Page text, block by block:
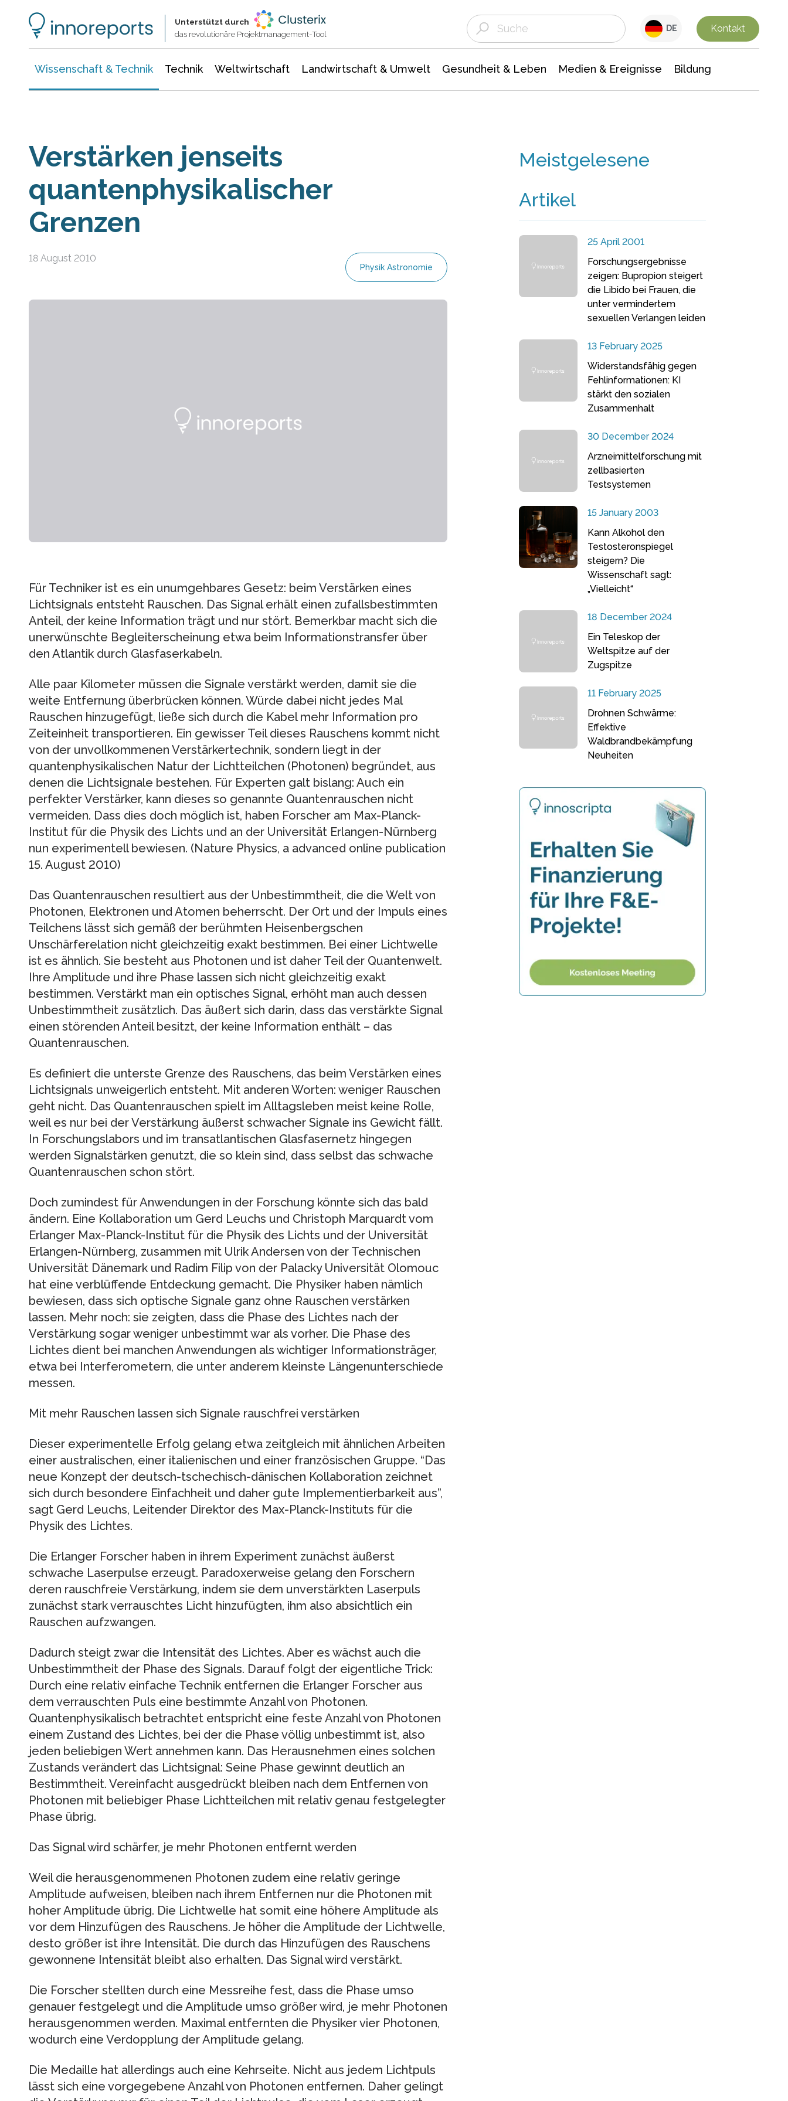
Unterstützt durch
das revolutionäre Projektmanagement-Tool
DE Kontakt
Wissenschaft & Technik Technik Weltwirtschaft Landwirtschaft & Umwelt Gesundheit & Leben Medien & Ereignisse Bildung
Verstärken jenseits
quantenphysikalischer
Grenzen
18 August 2010
Physik Astronomie
Für Techniker ist es ein unumgehbares Gesetz: beim Verstärken eines
Lichtsignals entsteht Rauschen. Das Signal erhält einen zufallsbestimmten
Anteil, der keine Information trägt und nur stört. Bemerkbar macht sich die
unerwünschte Begleiterscheinung etwa beim Informationstransfer über
den Atlantik durch Glasfaserkabeln.
Alle paar Kilometer müssen die Signale verstärkt werden, damit sie die
weite Entfernung überbrücken können. Würde dabei nicht jedes Mal
Rauschen hinzugefügt, ließe sich durch die Kabel mehr Information pro
Zeiteinheit transportieren. Ein gewisser Teil dieses Rauschens kommt nicht
von der unvollkommenen Verstärkertechnik, sondern liegt in der
quantenphysikalischen Natur der Lichtteilchen (Photonen) begründet, aus
denen die Lichtsignale bestehen. Für Experten galt bislang: Auch ein
perfekter Verstärker, kann dieses so genannte Quantenrauschen nicht
vermeiden. Dass dies doch möglich ist, haben Forscher am Max-Planck-
Institut für die Physik des Lichts und an der Universität Erlangen-Nürnberg
nun experimentell bewiesen. (Nature Physics, a advanced online publication
15. August 2010)
Das Quantenrauschen resultiert aus der Unbestimmtheit, die die Welt von
Photonen, Elektronen und Atomen beherrscht. Der Ort und der Impuls eines
Teilchens lässt sich gemäß der berühmten Heisenbergschen
Unschärferelation nicht gleichzeitig exakt bestimmen. Bei einer Lichtwelle
ist es ähnlich. Sie besteht aus Photonen und ist daher Teil der Quantenwelt.
Ihre Amplitude und ihre Phase lassen sich nicht gleichzeitig exakt
bestimmen. Verstärkt man ein optisches Signal, erhöht man auch dessen
Unbestimmtheit zusätzlich. Das äußert sich darin, dass das verstärkte Signal
einen störenden Anteil besitzt, der keine Information enthält – das
Quantenrauschen.
Es definiert die unterste Grenze des Rauschens, das beim Verstärken eines
Lichtsignals unweigerlich entsteht. Mit anderen Worten: weniger Rauschen
geht nicht. Das Quantenrauschen spielt im Alltagsleben meist keine Rolle,
weil es nur bei der Verstärkung äußerst schwacher Signale ins Gewicht fällt.
In Forschungslabors und im transatlantischen Glasfasernetz hingegen
werden Signalstärken genutzt, die so klein sind, dass selbst das schwache
Quantenrauschen schon stört.
Doch zumindest für Anwendungen in der Forschung könnte sich das bald
ändern. Eine Kollaboration um Gerd Leuchs und Christoph Marquardt vom
Erlanger Max-Planck-Institut für die Physik des Lichts und der Universität
Erlangen-Nürnberg, zusammen mit Ulrik Andersen von der Technischen
Universität Dänemark und Radim Filip von der Palacky Universität Olomouc
hat eine verblüffende Entdeckung gemacht. Die Physiker haben nämlich
bewiesen, dass sich optische Signale ganz ohne Rauschen verstärken
lassen. Mehr noch: sie zeigten, dass die Phase des Lichtes nach der
Verstärkung sogar weniger unbestimmt war als vorher. Die Phase des
Lichtes dient bei manchen Anwendungen als wichtiger Informationsträger,
etwa bei Interferometern, die unter anderem kleinste Längenunterschiede
messen.
Mit mehr Rauschen lassen sich Signale rauschfrei verstärken
Dieser experimentelle Erfolg gelang etwa zeitgleich mit ähnlichen Arbeiten
einer australischen, einer italienischen und einer französischen Gruppe. “Das
neue Konzept der deutsch-tschechisch-dänischen Kollaboration zeichnet
sich durch besondere Einfachheit und daher gute Implementierbarkeit aus”,
sagt Gerd Leuchs, Leitender Direktor des Max-Planck-Instituts für die
Physik des Lichtes.
Die Erlanger Forscher haben in ihrem Experiment zunächst äußerst
schwache Laserpulse erzeugt. Paradoxerweise gelang den Forschern
deren rauschfreie Verstärkung, indem sie dem unverstärkten Laserpuls
zunächst stark verrauschtes Licht hinzufügten, ihm also absichtlich ein
Rauschen aufzwangen.
Dadurch steigt zwar die Intensität des Lichtes. Aber es wächst auch die
Unbestimmtheit der Phase des Signals. Darauf folgt der eigentliche Trick:
Durch eine relativ einfache Technik entfernen die Erlanger Forscher aus
dem verrauschten Puls eine bestimmte Anzahl von Photonen.
Quantenphysikalisch betrachtet entspricht eine feste Anzahl von Photonen
einem Zustand des Lichtes, bei der die Phase völlig unbestimmt ist, also
jeden beliebigen Wert annehmen kann. Das Herausnehmen eines solchen
Zustands verändert das Lichtsignal: Seine Phase gewinnt deutlich an
Bestimmtheit. Vereinfacht ausgedrückt bleiben nach dem Entfernen von
Photonen mit beliebiger Phase Lichtteilchen mit relativ genau festgelegter
Phase übrig.
Das Signal wird schärfer, je mehr Photonen entfernt werden
Weil die herausgenommenen Photonen zudem eine relativ geringe
Amplitude aufweisen, bleiben nach ihrem Entfernen nur die Photonen mit
hoher Amplitude übrig. Die Lichtwelle hat somit eine höhere Amplitude als
vor dem Hinzufügen des Rauschens. Je höher die Amplitude der Lichtwelle,
desto größer ist ihre Intensität. Die durch das Hinzufügen des Rauschens
gewonnene Intensität bleibt also erhalten. Das Signal wird verstärkt.
Die Forscher stellten durch eine Messreihe fest, dass die Phase umso
genauer festgelegt und die Amplitude umso größer wird, je mehr Photonen
herausgenommen werden. Maximal entfernten die Physiker vier Photonen,
wodurch eine Verdopplung der Amplitude gelang.
Die Medaille hat allerdings auch eine Kehrseite. Nicht aus jedem Lichtpuls
lässt sich eine vorgegebene Anzahl von Photonen entfernen. Daher gelingt
Meistgelesene
Artikel
25 April 2001
Forschungsergebnisse
zeigen: Bupropion steigert
die Libido bei Frauen, die
unter vermindertem
sexuellen Verlangen leiden
13 February 2025
Widerstandsfähig gegen
Fehlinformationen: KI
stärkt den sozialen
Zusammenhalt
30 December 2024
Arzneimittelforschung mit
zellbasierten
Testsystemen
15 January 2003
Kann Alkohol den
Testosteronspiegel
steigern? Die
Wissenschaft sagt:
„Vielleicht“
18 December 2024
Ein Teleskop der
Weltspitze auf der
Zugspitze
11 February 2025
Drohnen Schwärme:
Effektive
Waldbrandbekämpfung
Neuheiten